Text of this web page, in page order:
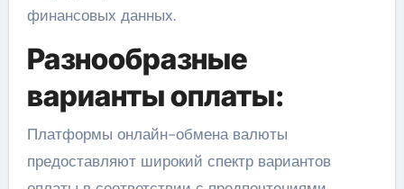
финансовых данных.
Разнообразные
варианты оплаты:
Платформы онлайн-обмена валюты
предоставляют широкий спектр вариантов